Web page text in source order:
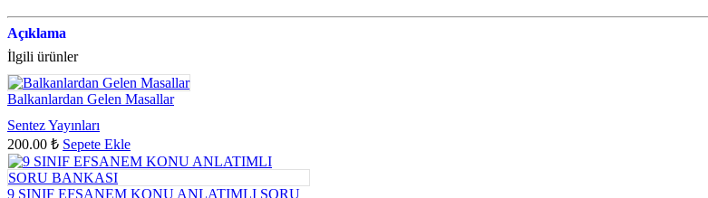
Açıklama
İlgili ürünler
Balkanlardan Gelen Masallar
Sentez Yayınları
200.00 ₺ Sepete Ekle
9 SINIF EFSANEM KONU ANLATIMLI SORU